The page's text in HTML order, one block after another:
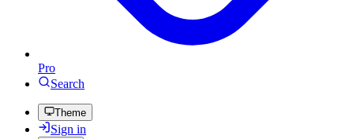
Pro
Search
Theme
Sign in